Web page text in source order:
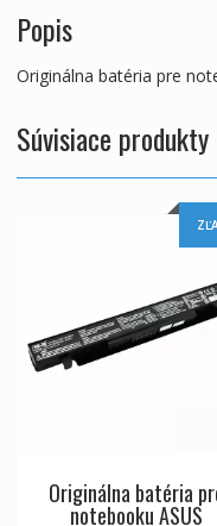
Popis
Originálna batéria pre
Súvisiace produkty
Originálna batéria
notebooku ASUS